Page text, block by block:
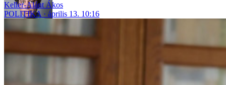
Keller-Alánt Ákos
POLITIKA
április 13. 10:16